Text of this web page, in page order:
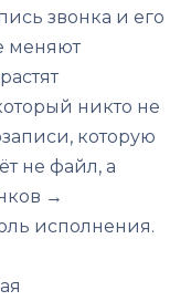
звонка и его
меняют
никто не
которую
не файл, а
→
исполнения.